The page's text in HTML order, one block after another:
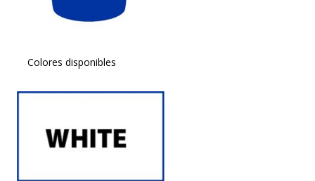
Colores disponibles